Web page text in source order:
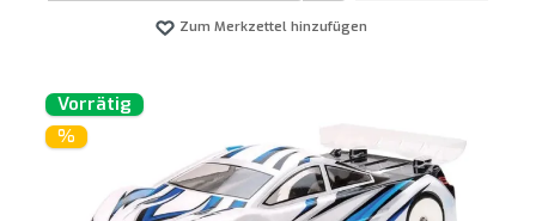
Zum Merkzettel hinzufügen
Vorrätig
%